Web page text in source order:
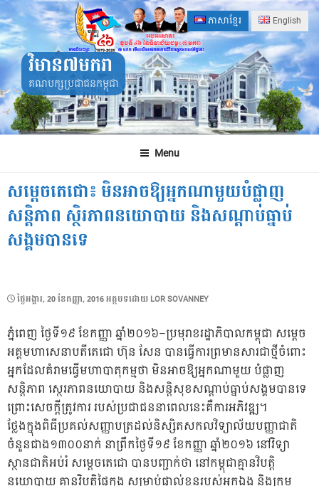
Skip
to
content
ភាសាខ្មែរ English
វិមាន៧មករា
គណបក្សប្រជាជនកម្ពុជា
Menu
សម្ដេចតេជោ៖ មិនអាចឱ្យអ្នកណាមួយបំផ្លាញ
សន្តិភាព ស្ថិរភាពនយោបាយ និងសណ្ដាប់ធ្នាប់
សង្គមបានទេ
POSTED
ថ្ងៃ​អង្គារ, 20 ខែ​កញ្ញា, 2016អត្ថបទដោយ LOR SOVANNEY
ភ្នំពេញ ថ្ងៃទី១៩ ខែកញ្ញា ឆ្នាំ២០១៦–ប្រមុរាខរដ្ឋាភិបាលកម្ពុជា សម្ដេច
អគ្គមហាសេនាបតីតេជោ ហ៊ុន សែន បានធ្វើការព្រមានសារជាថ្មីចំពោះ
អ្នកដែលគំរាមធ្វើមហាបាតុកម្មថា មិនអាចឱ្យអ្នកណាមួយ បំផ្លាញ
សន្តិភាព ស្ថេរភាពនយោបាយ និងសន្តិសុខសណ្ដាប់ធ្នាប់សង្គមបានទេ
ព្រោះសេចក្ដីត្រូវការ របស់ប្រជាជននាពេលនេះគឺការអភិវឌ្ឍ។
ថ្លែងក្នុងពិធីប្រគល់សញ្ញាបត្រដល់និស្សិតសកលវិទ្យាល័យបញ្ញាជាតិ
ចំនួនជាង១៣០០នាក់ នាព្រឹកថ្ងៃទី១៩ ខែកញ្ញា ឆ្នាំ២០១៦ នៅវិទ្យា
ស្ថានជាតិអប់រំ សម្ដេចតេជោ បានបញ្ជាក់ថា នៅកម្ពុជាគ្មានវិបត្តិ